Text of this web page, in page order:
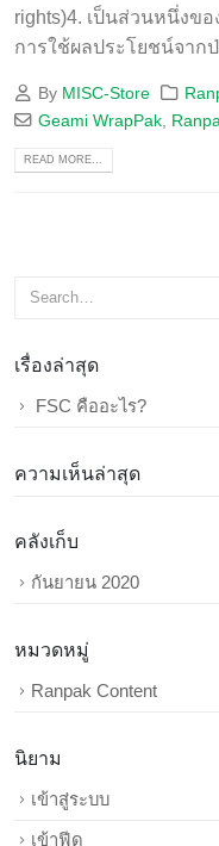
rights)4. เป็นส่วนหนึ่งข
การใช้ผลประโยชน์จาก
By MISC-Store
Geami WrapPak
READ MORE...
เรื่องล่าสุด
FSC คืออะไร?
ความเห็นล่าสุด
คลังเก็บ
กันยายน 2020
หมวดหมู่
Ranpak Content
นิยาม
เข้าสู่ระบบ
เข้าฟีด